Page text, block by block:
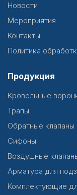
Новости
Мероприятия
Контакты
Политика
Продукция
Кровельные
Трапы
Обратные клапаны
Сифоны
Воздушные
Арматура для
Комплектующие